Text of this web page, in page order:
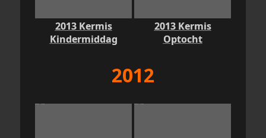
2013 Kermis
Kindermiddag
2013 Kermis
Optocht
2012